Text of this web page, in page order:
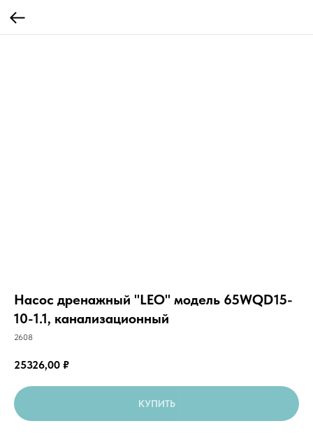
Насос дренажный "LEO" модель 65WQD15-
10-1.1, канализационный
2608
25326,00 ₽
КУПИТЬ